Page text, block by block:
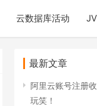
云数据库活动
最新文章
阿里云账号注册
玩笑！